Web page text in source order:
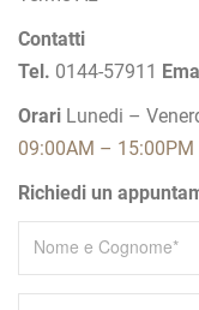
a
z
i
o
n
e
a
r
Contatti
Tel. 0144-57911
Orari Lunedi –
09:00AM – 15:00PM
Richiedi un